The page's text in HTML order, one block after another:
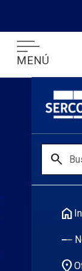
MENÚ
search
home
location_on